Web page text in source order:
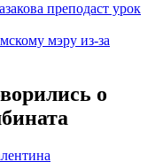
преподаст урок
мэру из-за
о